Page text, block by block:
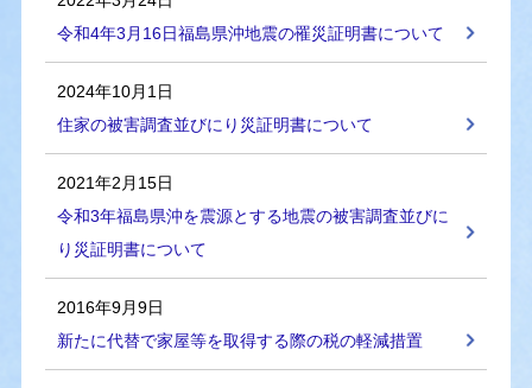
令和4年3月16日福島県沖地震の罹災証明書について
2024年10月1日
住家の被害調査並びにり災証明書について
2021年2月15日
令和3年福島県沖を震源とする地震の被害調査並びに
り災証明書について
2016年9月9日
新たに代替で家屋等を取得する際の税の軽減措置